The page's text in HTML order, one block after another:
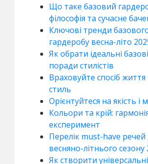
Що таке базовий
філософія та сучасне
Ключові тренди
гардеробу весна-літо
Як обрати ідеальні
поради стилістів
Враховуйте спосіб
стиль
Орієнтуйтеся на якість і
Кольори та крій:
експеримент
Перелік must-have речей
весняно-літнього сезону
Як створити